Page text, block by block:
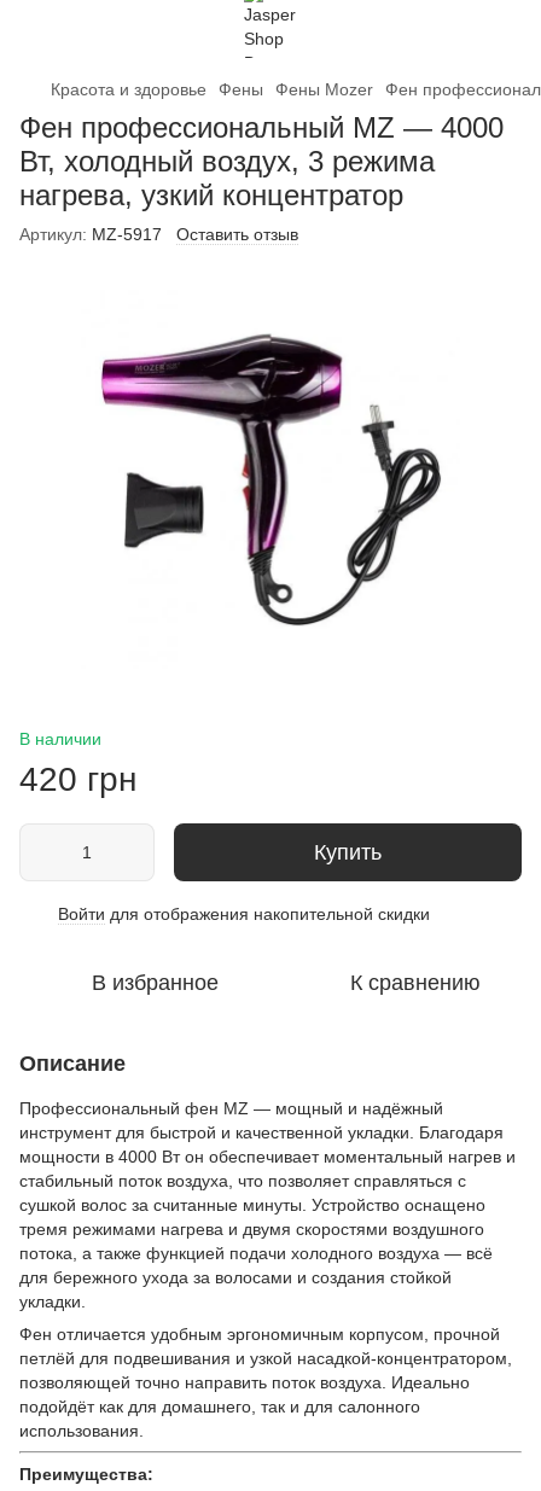
Красота и здоровье Фены Фены Mozer Фен
Фен профессиональный MZ — 4000
Вт, холодный воздух, 3 режима
нагрева, узкий концентратор
Артикул: MZ-5917 Оставить отзыв
В наличии
420 грн
Купить
Войти для отображения накопительной скидки
В избранное К сравнению
Описание
Профессиональный фен MZ — мощный и надёжный
инструмент для быстрой и качественной укладки. Благодаря
мощности в 4000 Вт он обеспечивает моментальный нагрев и
стабильный поток воздуха, что позволяет справляться с
сушкой волос за считанные минуты. Устройство оснащено
тремя режимами нагрева и двумя скоростями воздушного
потока, а также функцией подачи холодного воздуха — всё
для бережного ухода за волосами и создания стойкой
укладки.
Фен отличается удобным эргономичным корпусом, прочной
петлёй для подвешивания и узкой насадкой-концентратором,
позволяющей точно направить поток воздуха. Идеально
подойдёт как для домашнего, так и для салонного
использования.
Преимущества: